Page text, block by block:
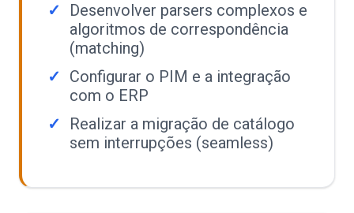
Desenvolver parsers complexos e
algoritmos de correspondência
(matching)
Configurar o PIM e a integração
com o ERP
Realizar a migração de catálogo
sem interrupções (seamless)